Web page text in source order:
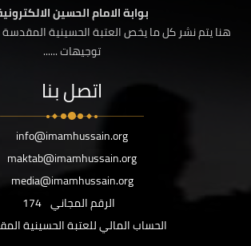
بوابة الامام الحسين
هنا يتم نشر كل ما يخص العتبة الحسينية المقدسة
توجيهات ......
اتصل بنا
info@imamhussain.org
maktab@imamhussain.org
media@imamhussain.org
الرقم المجاني 174
الحساب المالي للعتبة الحسينية